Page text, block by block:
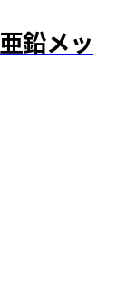
鉛メッ